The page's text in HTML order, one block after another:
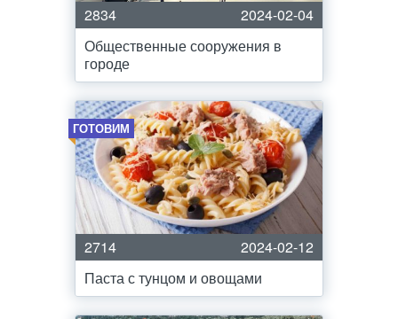
2834
2024-02-04
Общественные сооружения в
городе
ГОТОВИМ
2714
2024-02-12
Паста с тунцом и овощами